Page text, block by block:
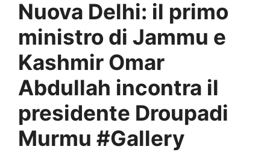
Nuova Delhi: il primo
ministro di Jammu e
Kashmir Omar
Abdullah incontra il
presidente Droupadi
Murmu #Gallery